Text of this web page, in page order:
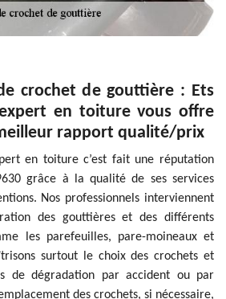
crochet de gouttière : Ets
en toiture vous offre
rapport qualité/prix
en toiture c’est fait une réputation
grâce à la qualité de ses services
Nos professionnels interviennent
des gouttières et des différents
les parefeuilles, pare-moineaux et
surtout le choix des crochets et
de dégradation par accident ou par
des crochets, si nécessaire,